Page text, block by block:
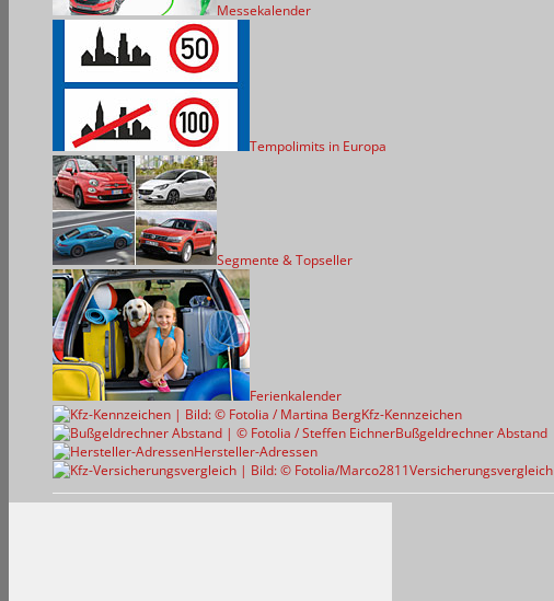
Messekalender
Tempolimits in Europa
Segmente & Topseller
Ferienkalender
Kfz-Kennzeichen
Bußgeldrechner Abstand
Hersteller-Adressen
Versicherungsvergleich